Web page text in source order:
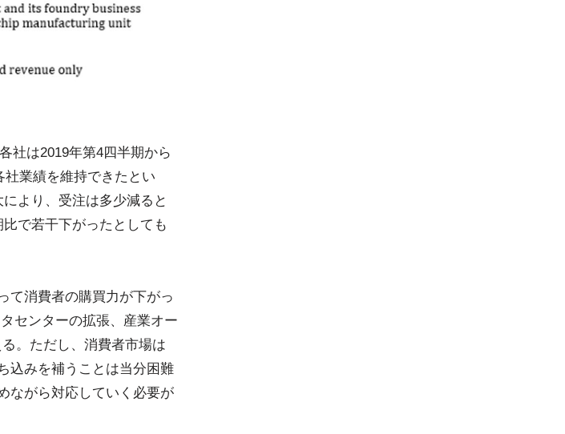
社は2019年第4四半期から
業績を維持できたとい
より、受注は多少減ると
で若干下がったとしても
て消費者の購買力が下がっ
センターの拡張、産業オー
。ただし、消費者市場は
込みを補うことは当分困難
ながら対応していく必要が